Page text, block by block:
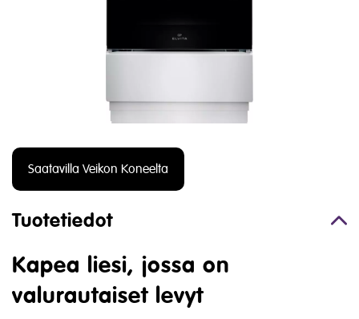
Saatavilla Veikon Koneelta
Tuotetiedot
Kapea liesi, jossa on
valurautaiset levyt